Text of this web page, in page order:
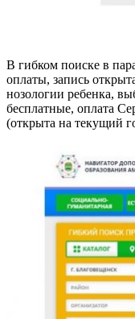
В гибком поиске в
оплаты, запись
нозологии ребенка,
бесплатные, оплата
(открыта на текущий